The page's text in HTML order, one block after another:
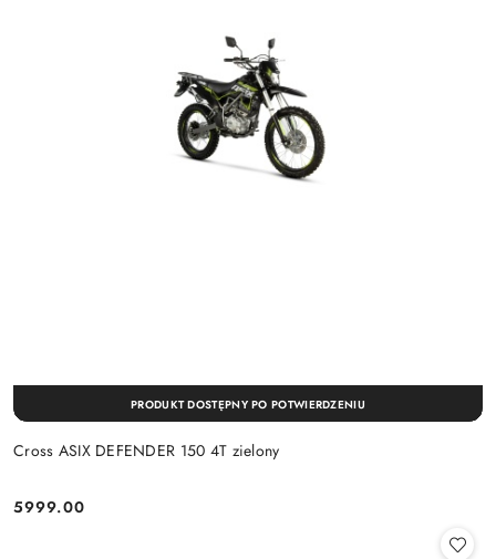
Cross ASIX DEFENDER 150 4T zielony
Cena:
5999.00
PRODUKT DOSTĘPNY PO POTWIERDZENIU